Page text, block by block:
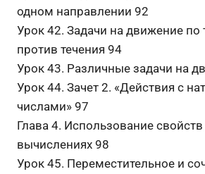
одном направлении 92
Урок 42. Задачи на движение по
против течения 94
Урок 43. Различные задачи на
Урок 44. Зачет 2. «Действия с
числами» 97
Глава 4. Использование
вычислениях 98
Урок 45. Переместительное и